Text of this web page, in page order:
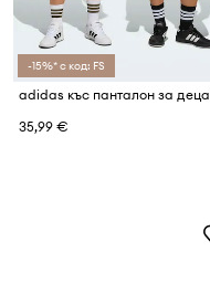
-15%* с код: FS
adidas къс панталон за деца
35,99 €